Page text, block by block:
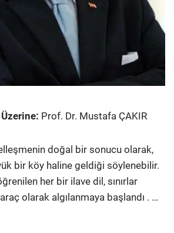
Prof. Dr. Mustafa ÇAKIR
doğal bir sonucu olarak,
bir köy haline geldiği söylenebilir.
her bir ilave dil, sınırlar
olarak algılanmaya başlandı . …